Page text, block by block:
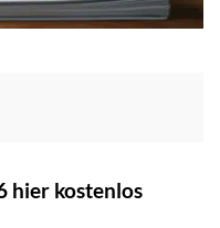
hier kostenlos